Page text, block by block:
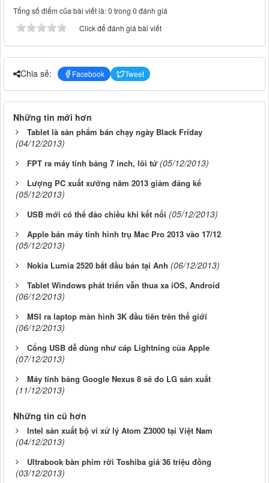
Tổng số điểm của bài viết là: 0 trong 0 đánh giá
Click để đánh giá bài viết
Chia sẻ: Facebook Tweet
Những tin mới hơn
Tablet là sản phẩm bán chạy ngày Black Friday
(04/12/2013)
FPT ra máy tính bảng 7 inch, lõi tứ (05/12/2013)
Lượng PC xuất xưởng năm 2013 giảm đáng kể
(05/12/2013)
USB mới có thể đảo chiều khi kết nối (05/12/2013)
Apple bán máy tính hình trụ Mac Pro 2013 vào 17/12
(05/12/2013)
Nokia Lumia 2520 bắt đầu bán tại Anh (06/12/2013)
Tablet Windows phát triển vẫn thua xa iOS, Android
(06/12/2013)
MSI ra laptop màn hình 3K đầu tiên trên thế giới
(06/12/2013)
Cổng USB dễ dùng như cáp Lightning của Apple
(07/12/2013)
Máy tính bảng Google Nexus 8 sẽ do LG sản xuất
(11/12/2013)
Những tin cũ hơn
Intel sản xuất bộ vi xử lý Atom Z3000 tại Việt Nam
(04/12/2013)
Ultrabook bàn phím rời Toshiba giá 36 triệu đồng
(03/12/2013)